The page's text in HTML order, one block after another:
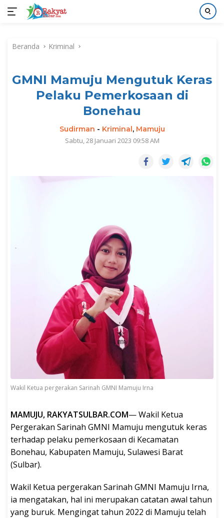
kontenBeranda Kriminal
GMNI Mamuju Mengutuk Keras
Pelaku Pemerkosaan di
Bonehau
Sudirman - Kriminal, Mamuju
Sabtu, 28 Januari 2023 09:58 AM
Wakil Ketua pergerakan Sarinah GMNI Mamuju Irna
MAMUJU, RAKYATSULBAR.COM— Wakil Ketua
Pergerakan Sarinah GMNI Mamuju mengutuk keras
terhadap pelaku pemerkosaan di Kecamatan
Bonehau, Kabupaten Mamuju, Sulawesi Barat
(Sulbar).
Wakil Ketua pergerakan Sarinah GMNI Mamuju Irna,
ia mengatakan, hal ini merupakan catatan awal tahun
yang buruk. Mengingat tahun 2022 di Mamuju telah